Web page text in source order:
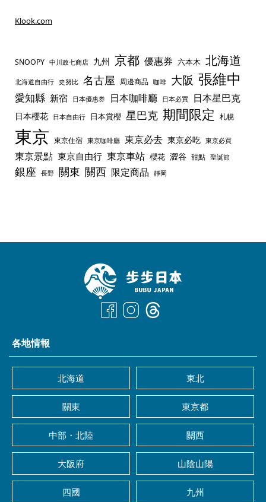
Klook.com
SNOOPY 中川政七商店 九州 京都 優惠券 六本木 北海道
北海道自由行 史努比 名古屋 周邊商品 咖啡 大阪 張維中
愛知縣 新宿 日本優惠券 日本咖啡廳 日本必買 日本星巴克
日本櫻花 日本自由行 日本賞櫻 星巴克 期間限定 札幌
東京 東京住宿 東京咖啡廳 東京必去 東京必吃 東京必買
東京景點 東京自由行 東京車站 櫻花 澀谷 甜點 聖誕節
銀座 長野 關東 關西 限定商品 靜岡
各地情報
北海道 東北
關東 東京都
中部・北陸 關西
大阪府 山陰山陽
四國 九州